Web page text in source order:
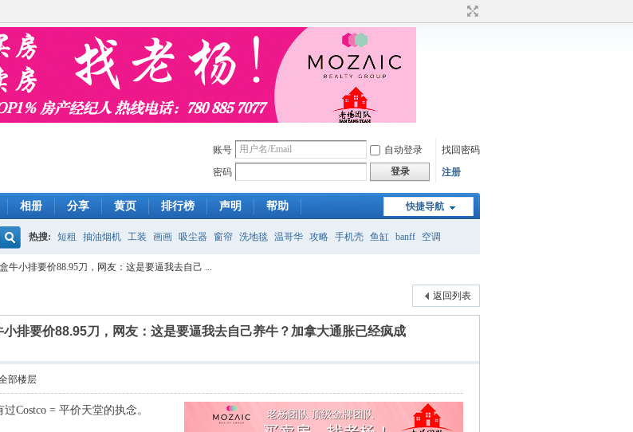
账号 自动登录
找回密码
密码
登录 注册
快捷导航
相册 分享 黄页 排行榜 声明 帮助
搜
热搜: 短租 抽油烟机 工装 画画 吸尘器 窗帘 洗地毯 温哥华 攻略 手机壳 鱼缸 banff 空调
手工皂 遮光 帐篷 床头柜 newton francais
牛小排要价88.95刀，网友：这是要逼我去自己 ...
返回列表
排要价88.95刀，网友：这是要逼我去自己养牛？加拿大通胀已经疯成
部楼层
Costco = 平价天堂的执念。